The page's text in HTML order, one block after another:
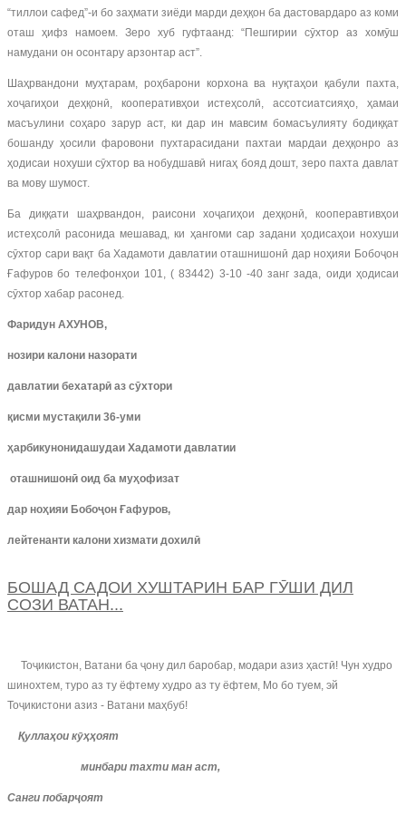
“тиллои сафед”-и бо заҳмати зиёди марди деҳқон ба дастовардаро аз коми
оташ ҳифз намоем. Зеро хуб гуфтаанд: “Пешгирии сӯхтор аз хомӯш
намудани он осонтару арзонтар аст”.
Шаҳрвандони муҳтарам, роҳбарони корхона ва нуқтаҳои қабули пахта,
хоҷагиҳои деҳқонӣ, кооперативҳои истеҳсолӣ, ассотсиатсияҳо, ҳамаи
масъулини соҳаро зарур аст, ки дар ин мавсим бомасъулияту бодиққат
бошанду ҳосили фаровони пухтарасидани пахтаи мардаи деҳқонро аз
ҳодисаи нохуши сӯхтор ва нобудшавӣ нигаҳ бояд дошт, зеро пахта давлат
ва мову шумост.
Ба диққати шаҳрвандон, раисони хоҷагиҳои деҳқонӣ, кооперавтивҳои
истеҳсолӣ расонида мешавад, ки ҳангоми сар задани ҳодисаҳои нохуши
сӯхтор сари вақт ба Хадамоти давлатии оташнишонӣ дар ноҳияи Бобоҷон
Ғафуров бо телефонҳои 101, ( 83442) 3-10 -40 занг зада, оиди ҳодисаи
сӯхтор хабар расонед.
Фаридун АХУНОВ,
нозири калони назорати
давлатии бехатарӣ аз сӯхтори
қисми мустақили 36-уми
ҳарбикунонидашудаи Хадамоти давлатии
оташнишонӣ оид ба муҳофизат
дар ноҳияи Бобоҷон Ғафуров,
лейтенанти калони хизмати дохилӣ
БОШАД САДОИ ХУШТАРИН БАР ГӮШИ ДИЛ
СОЗИ ВАТАН...
Тоҷикистон, Ватани ба ҷону дил баробар, модари азиз ҳастӣ! Чун худро
шинохтем, туро аз ту ёфтему худро аз ту ёфтем, Мо бо туем, эй
Тоҷикистони азиз - Ватани маҳбуб!
Қуллаҳои кӯҳҳоят
минбари тахти ман аст,
Санги побарҷоят